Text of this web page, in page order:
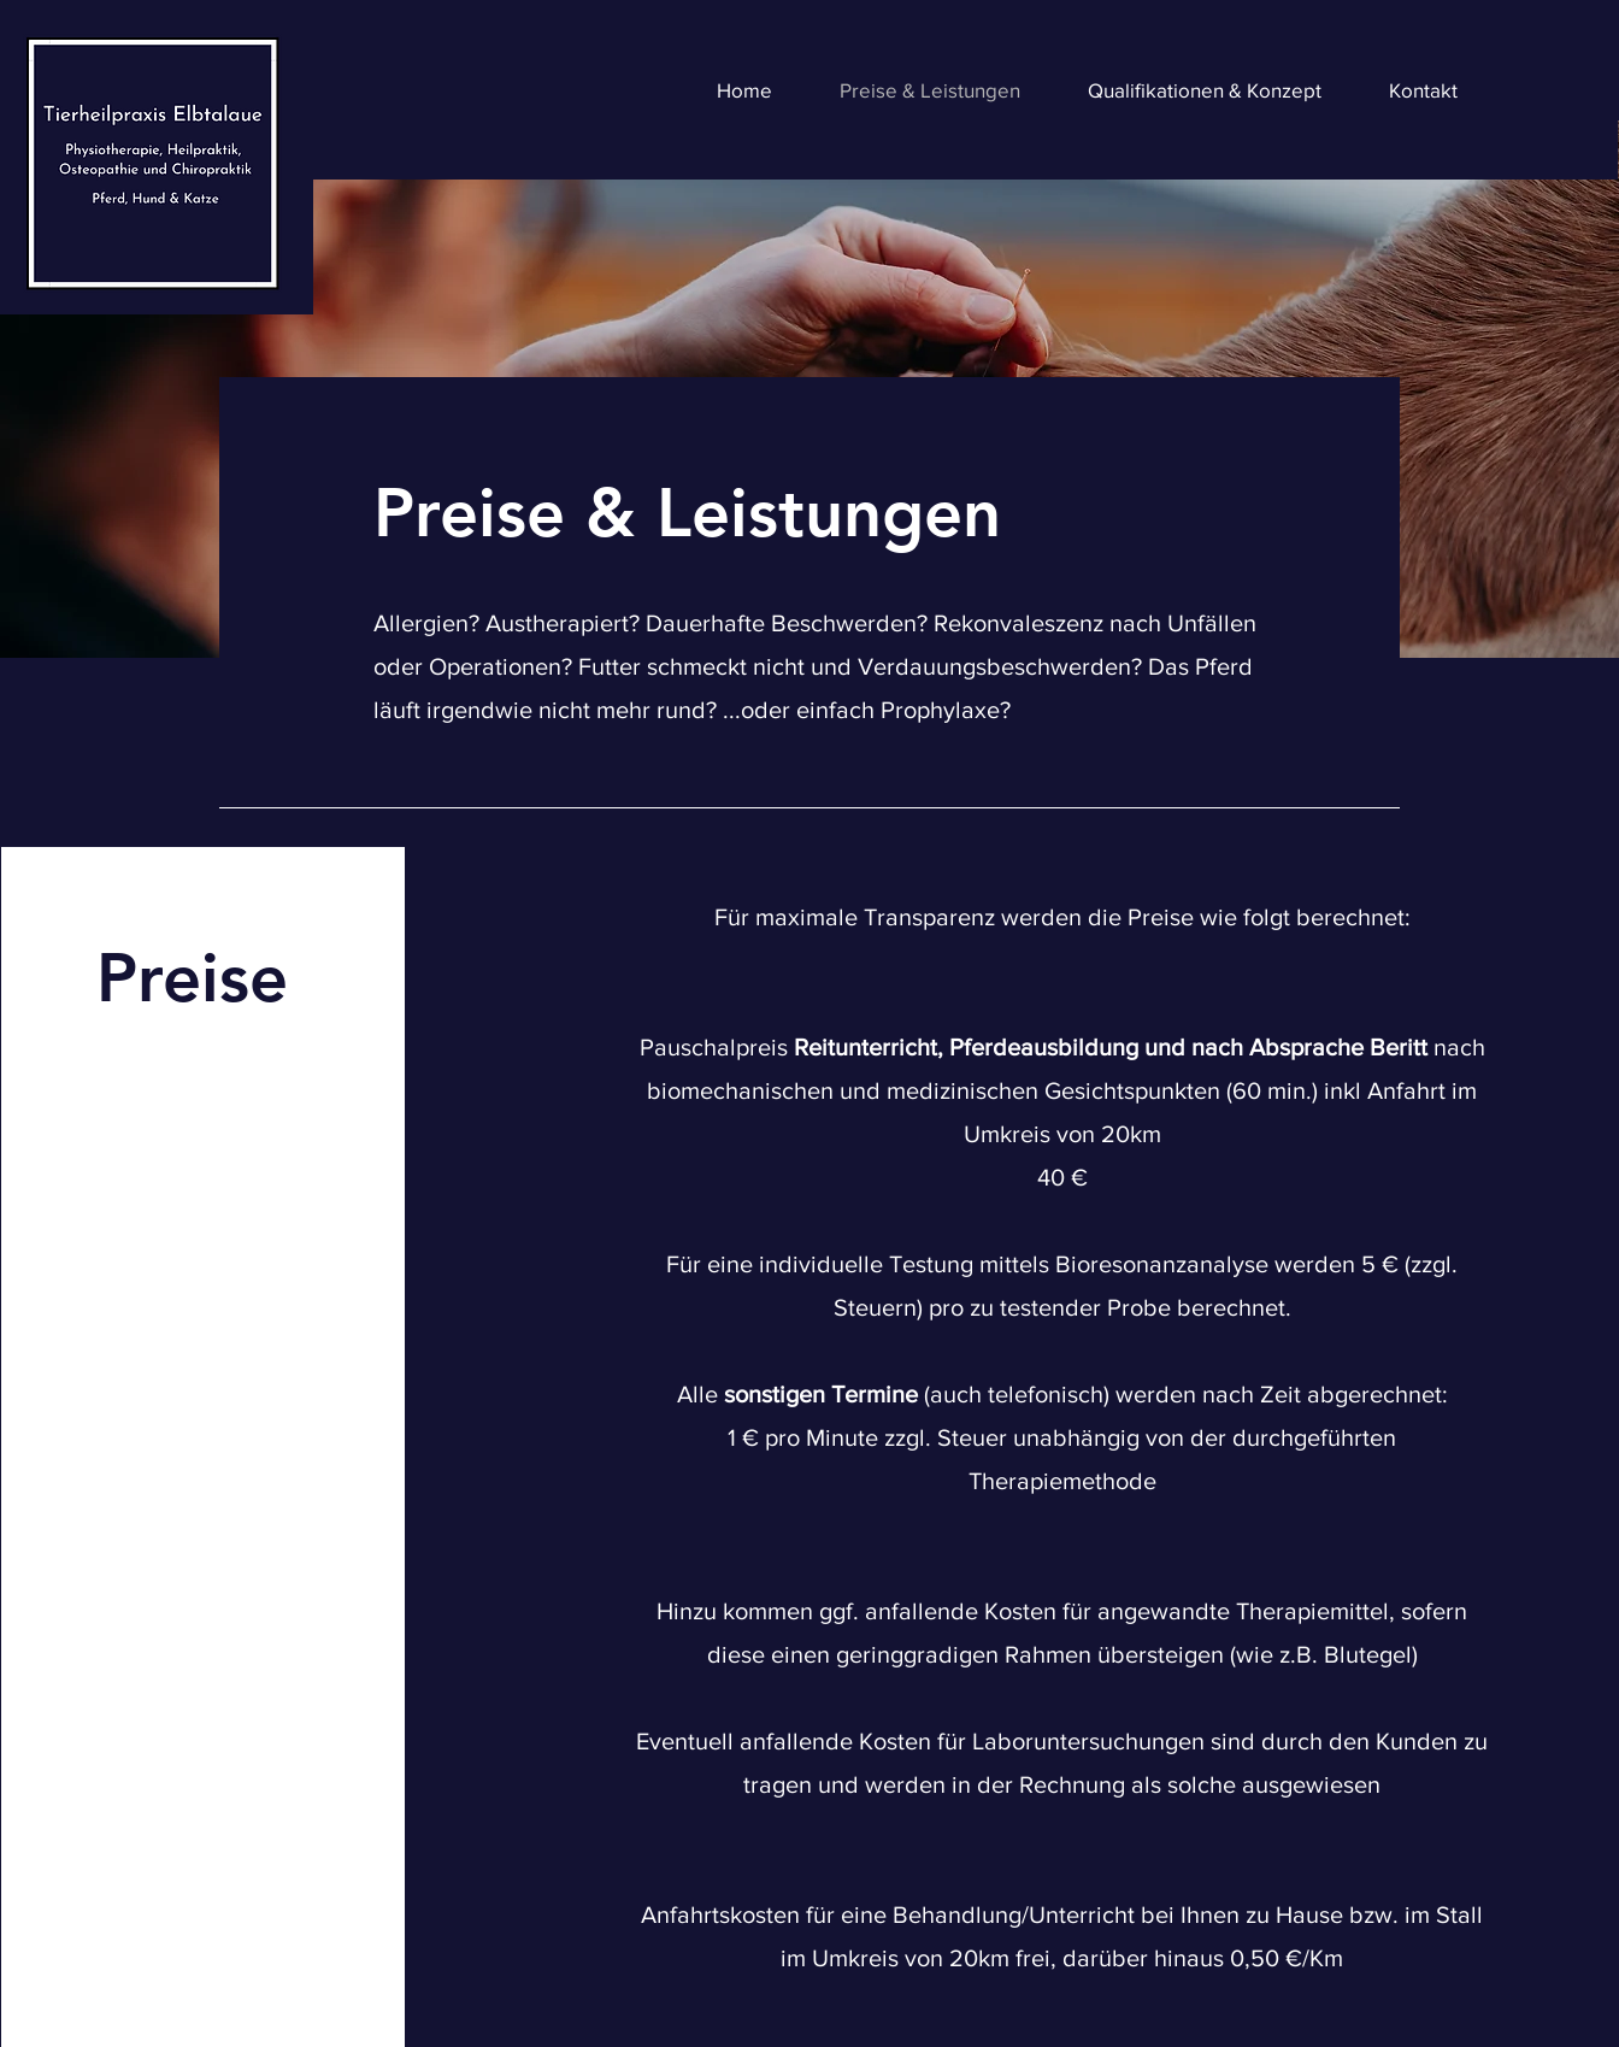
Home Preise & Leistungen Qualifikationen & Konzept Kontakt
Preise & Leistungen
Allergien? Austherapiert? Dauerhafte Beschwerden? Rekonvaleszenz nach Unfällen
oder Operationen? Futter schmeckt nicht und Verdauungsbeschwerden? Das Pferd
läuft irgendwie nicht mehr rund? ...oder einfach Prophylaxe?
Preise
Für maximale Transparenz werden die Preise wie folgt berechnet:
Pauschalpreis Reitunterricht, Pferdeausbildung und nach Absprache Beritt nach
biomechanischen und medizinischen Gesichtspunkten (60 min.) inkl Anfahrt im
Umkreis von 20km
40 €
Für eine individuelle Testung mittels Bioresonanzanalyse werden 5 € (zzgl.
Steuern) pro zu testender Probe berechnet.
Alle sonstigen Termine(auch telefonisch) werden nach Zeit abgerechnet:
1 € pro Minute zzgl. Steuer unabhängig von der durchgeführten
Therapiemethode
Hinzu kommen ggf. anfallende Kosten für angewandte Therapiemittel, sofern
diese einen geringgradigen Rahmen übersteigen (wie z.B. Blutegel)
Eventuell anfallende Kosten für Laboruntersuchungen sind durch den Kunden zu
tragen und werden in der Rechnung als solche ausgewiesen
Anfahrtskosten für eine Behandlung/Unterricht bei Ihnen zu Hause bzw. im Stall
im Umkreis von 20km frei, darüber hinaus 0,50 €/Km